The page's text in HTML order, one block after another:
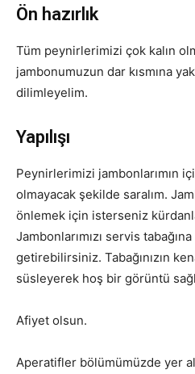
Ön hazırlık
Tüm peynirlerimizi çok kalın
jambonumuzun dar kısmına
dilimleyelim.
Yapılışı
Peynirlerimizi jambonlarımın
olmayacak şekilde saralım.
önlemek için isterseniz
Jambonlarımızı servis
getirebilirsiniz. Tabağınızın
süsleyerek hoş bir görüntü
Afiyet olsun.
Aperatifler bölümümüzde yer